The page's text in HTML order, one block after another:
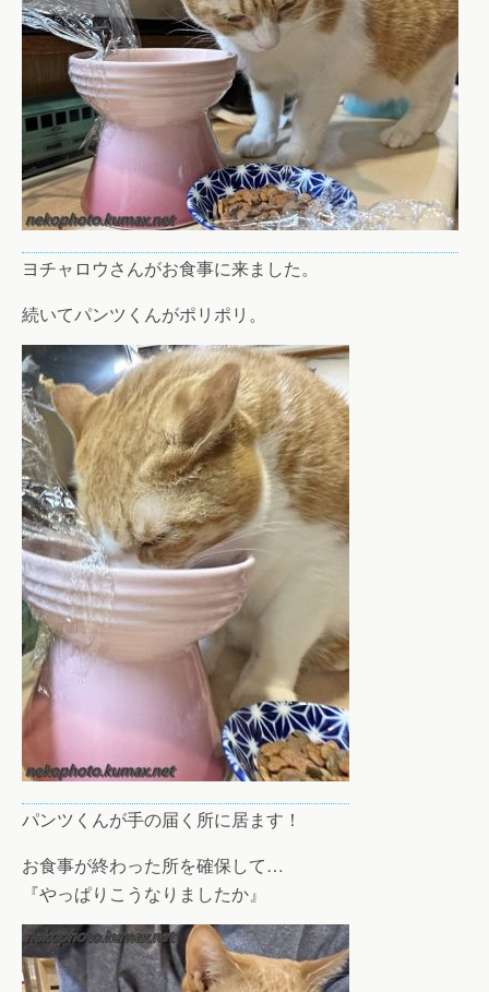
ヨチャロウさんがお食事に来ました。
続いてパンツくんがポリポリ。
パンツくんが手の届く所に居ます！
お食事が終わった所を確保して…
『やっぱりこうなりましたか』